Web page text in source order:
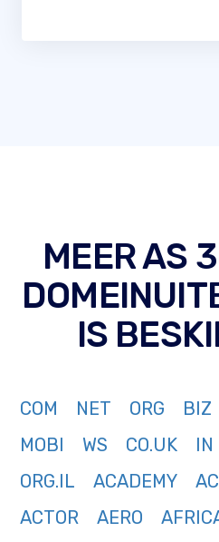
MEER AS
IS
COM NET ORG BIZ
MOBI
WS CO.UK IN
ORG.IL
ACADEMY
ACTOR
AERO